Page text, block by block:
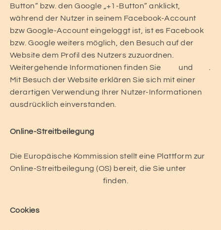
Button“ bzw. den Google „+1-Button“ anklickt,
während der Nutzer in seinem Facebook-Account
bzw Google-Account eingeloggt ist, ist es Facebook
bzw. Google weiters möglich, den Besuch auf der
Website dem Profil des Nutzers zuzuordnen.
Weitergehende Informationen finden Sie
und
Mit Besuch der Website erklären Sie sich mit einer
derartigen Verwendung Ihrer Nutzer-Informationen
ausdrücklich einverstanden.
Online-Streitbeilegung
Die Europäische Kommission stellt eine Plattform zur
Online-Streitbeilegung (OS) bereit, die Sie unter
finden.
Cookies